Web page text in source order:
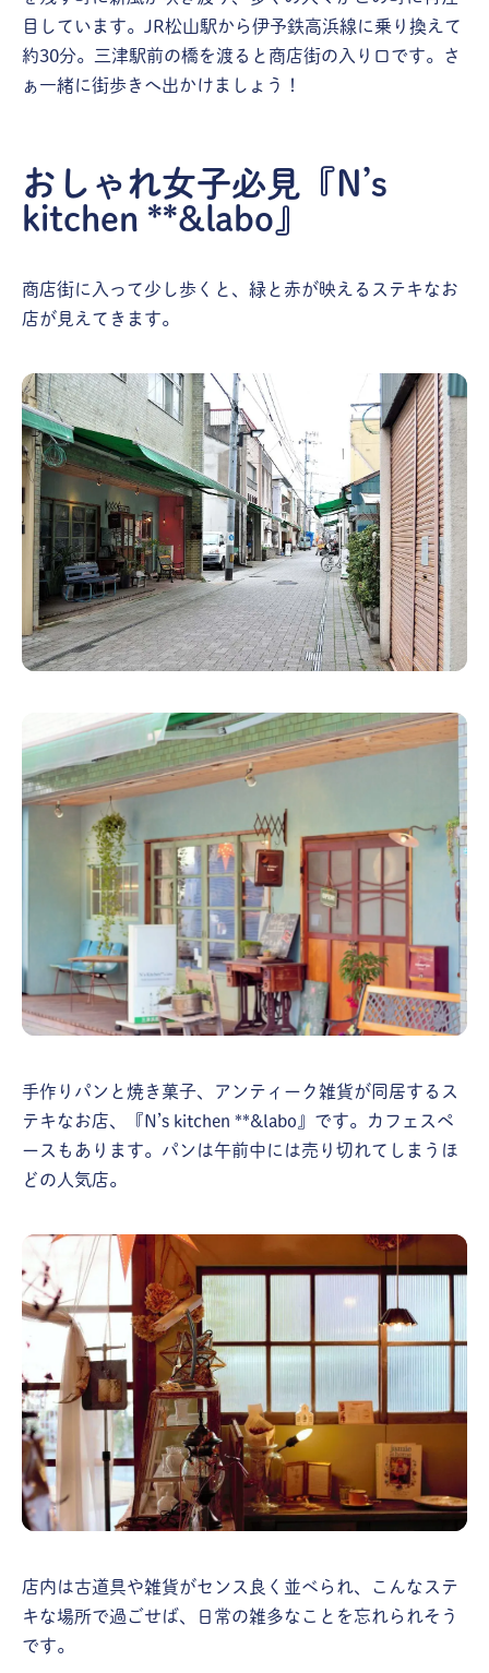
目しています。JR松山駅から伊予鉄高浜線に乗り換えて
約30分。三津駅前の橋を渡ると商店街の入り口です。さ
ぁ一緒に街歩きへ出かけましょう！
おしゃれ女子必見『N’s
kitchen **&labo』
商店街に入って少し歩くと、緑と赤が映えるステキなお
店が見えてきます。
手作りパンと焼き菓子、アンティーク雑貨が同居するス
テキなお店、『N’s kitchen **&labo』です。カフェスペ
ースもあります。パンは午前中には売り切れてしまうほ
どの人気店。
店内は古道具や雑貨がセンス良く並べられ、こんなステ
キな場所で過ごせば、日常の雑多なことを忘れられそう
です。